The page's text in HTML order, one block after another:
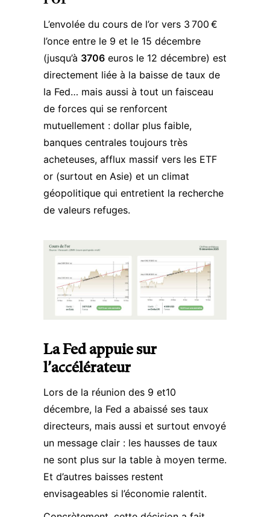
L’envolée du cours de l’or vers 3 700 €
l’once entre le 9 et le 15 décembre
(jusqu’à 3706 euros le 12 décembre) est
directement liée à la baisse de taux de
la Fed… mais aussi à tout un faisceau
de forces qui se renforcent
mutuellement : dollar plus faible,
banques centrales toujours très
acheteuses, afflux massif vers les ETF
or (surtout en Asie) et un climat
géopolitique qui entretient la recherche
de valeurs refuges.​
La Fed appuie sur
l’accélérateur
Lors de la réunion des 9 et10
décembre, la Fed a abaissé ses taux
directeurs, mais aussi et surtout envoyé
un message clair : les hausses de taux
ne sont plus sur la table à moyen terme.
Et d’autres baisses restent
envisageables si l’économie ralentit.​